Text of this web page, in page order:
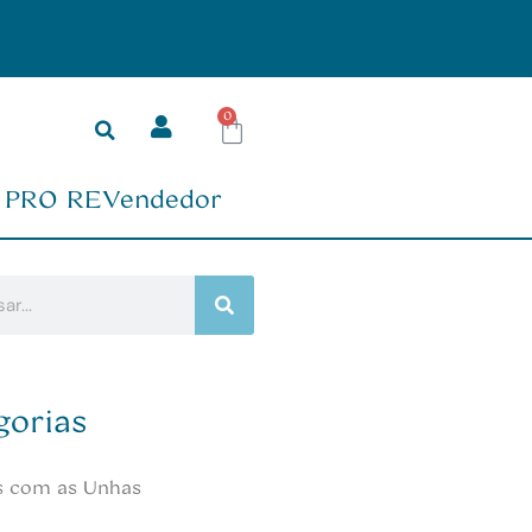
0
PRO REVendedor
com as Unhas